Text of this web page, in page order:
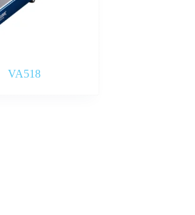
VA518